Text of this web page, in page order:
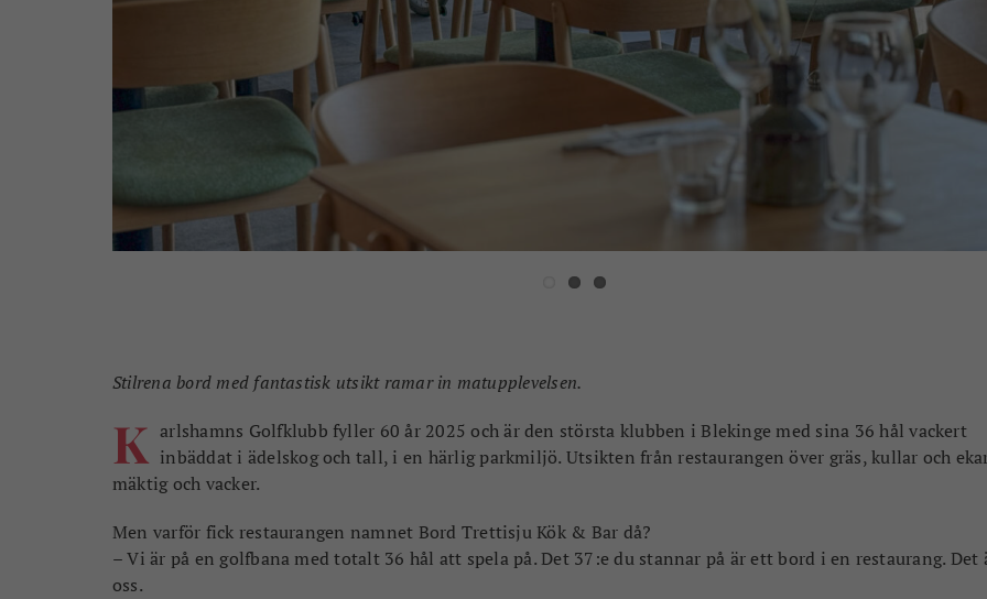
Stilrena bord med fantastisk utsikt ramar in matupplevelsen.
K arlshamns Golfklubb fyller 60 år 2025 och är den största klubben i Blekinge med sina 36 hål vackert
inbäddat i ädelskog och tall, i en härlig parkmiljö. Utsikten från restaurangen över gräs, kullar och
mäktig och vacker.
Men varför fick restaurangen namnet Bord Trettisju Kök & Bar då?
– Vi är på en golfbana med totalt 36 hål att spela på. Det 37:e du stannar på är ett bord i en restaurang. Det
oss.